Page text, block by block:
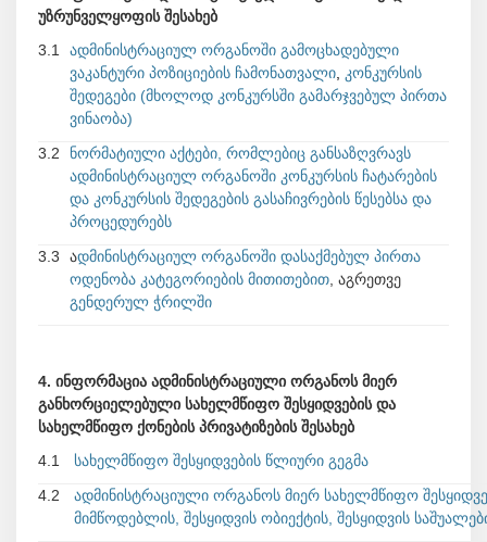
უზრუნველყოფის შესახებ
3.1
ადმინისტრაციულ ორგანოში გამოცხადებული
ვაკანტური პოზიციების ჩამონათვალი კონკურსის
შედეგები (მხოლოდ კონკურსში გამარჯვებულ პირთა
ვინაობა)
3.2
ნორმატიული აქტები, რომლებიც განსაზღვრავს
ადმინისტრაციულ ორგანოში კონკურსის ჩატარების
და კონკურსის შედეგების გასაჩივრების წესებსა და
პროცედურებს
3.3 ადმინისტრაციულ ორგანოში დასაქმებულ პირთა
ოდენობა კატეგორიების მითითებით , აგრეთვე
გენდერულ ჭრილში
4. ინფორმაცია ადმინისტრაციული ორგანოს მიერ
განხორციელებული სახელმწიფო შესყიდვების და
სახელმწიფო ქონების პრივატიზების შესახებ
4.1
სახელმწიფო შესყიდვების წლიური გეგმა
4.2
ადმინისტრაციული ორგანოს მიერ სახელმწიფო
მიმწოდებლის, შესყიდვის ობიექტის, შესყიდვის